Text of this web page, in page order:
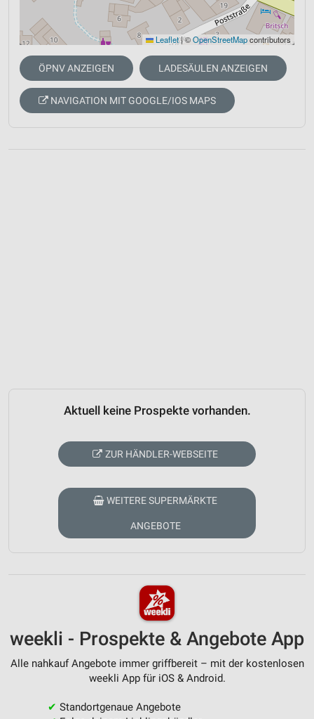
Leaflet|©OpenStreetMapcontributors
ÖPNV ANZEIGEN LADESÄULEN ANZEIGEN
NAVIGATION MIT GOOGLE/IOS MAPS
Aktuell keine Prospekte vorhanden.
ZUR HÄNDLER-WEBSEITE
WEITERE SUPERMÄRKTE
ANGEBOTE
weekli - Prospekte & Angebote App
Alle nahkauf Angebote immer griffbereit – mit der kostenlosen
weekli App für iOS & Android.
✔ Standortgenaue Angebote